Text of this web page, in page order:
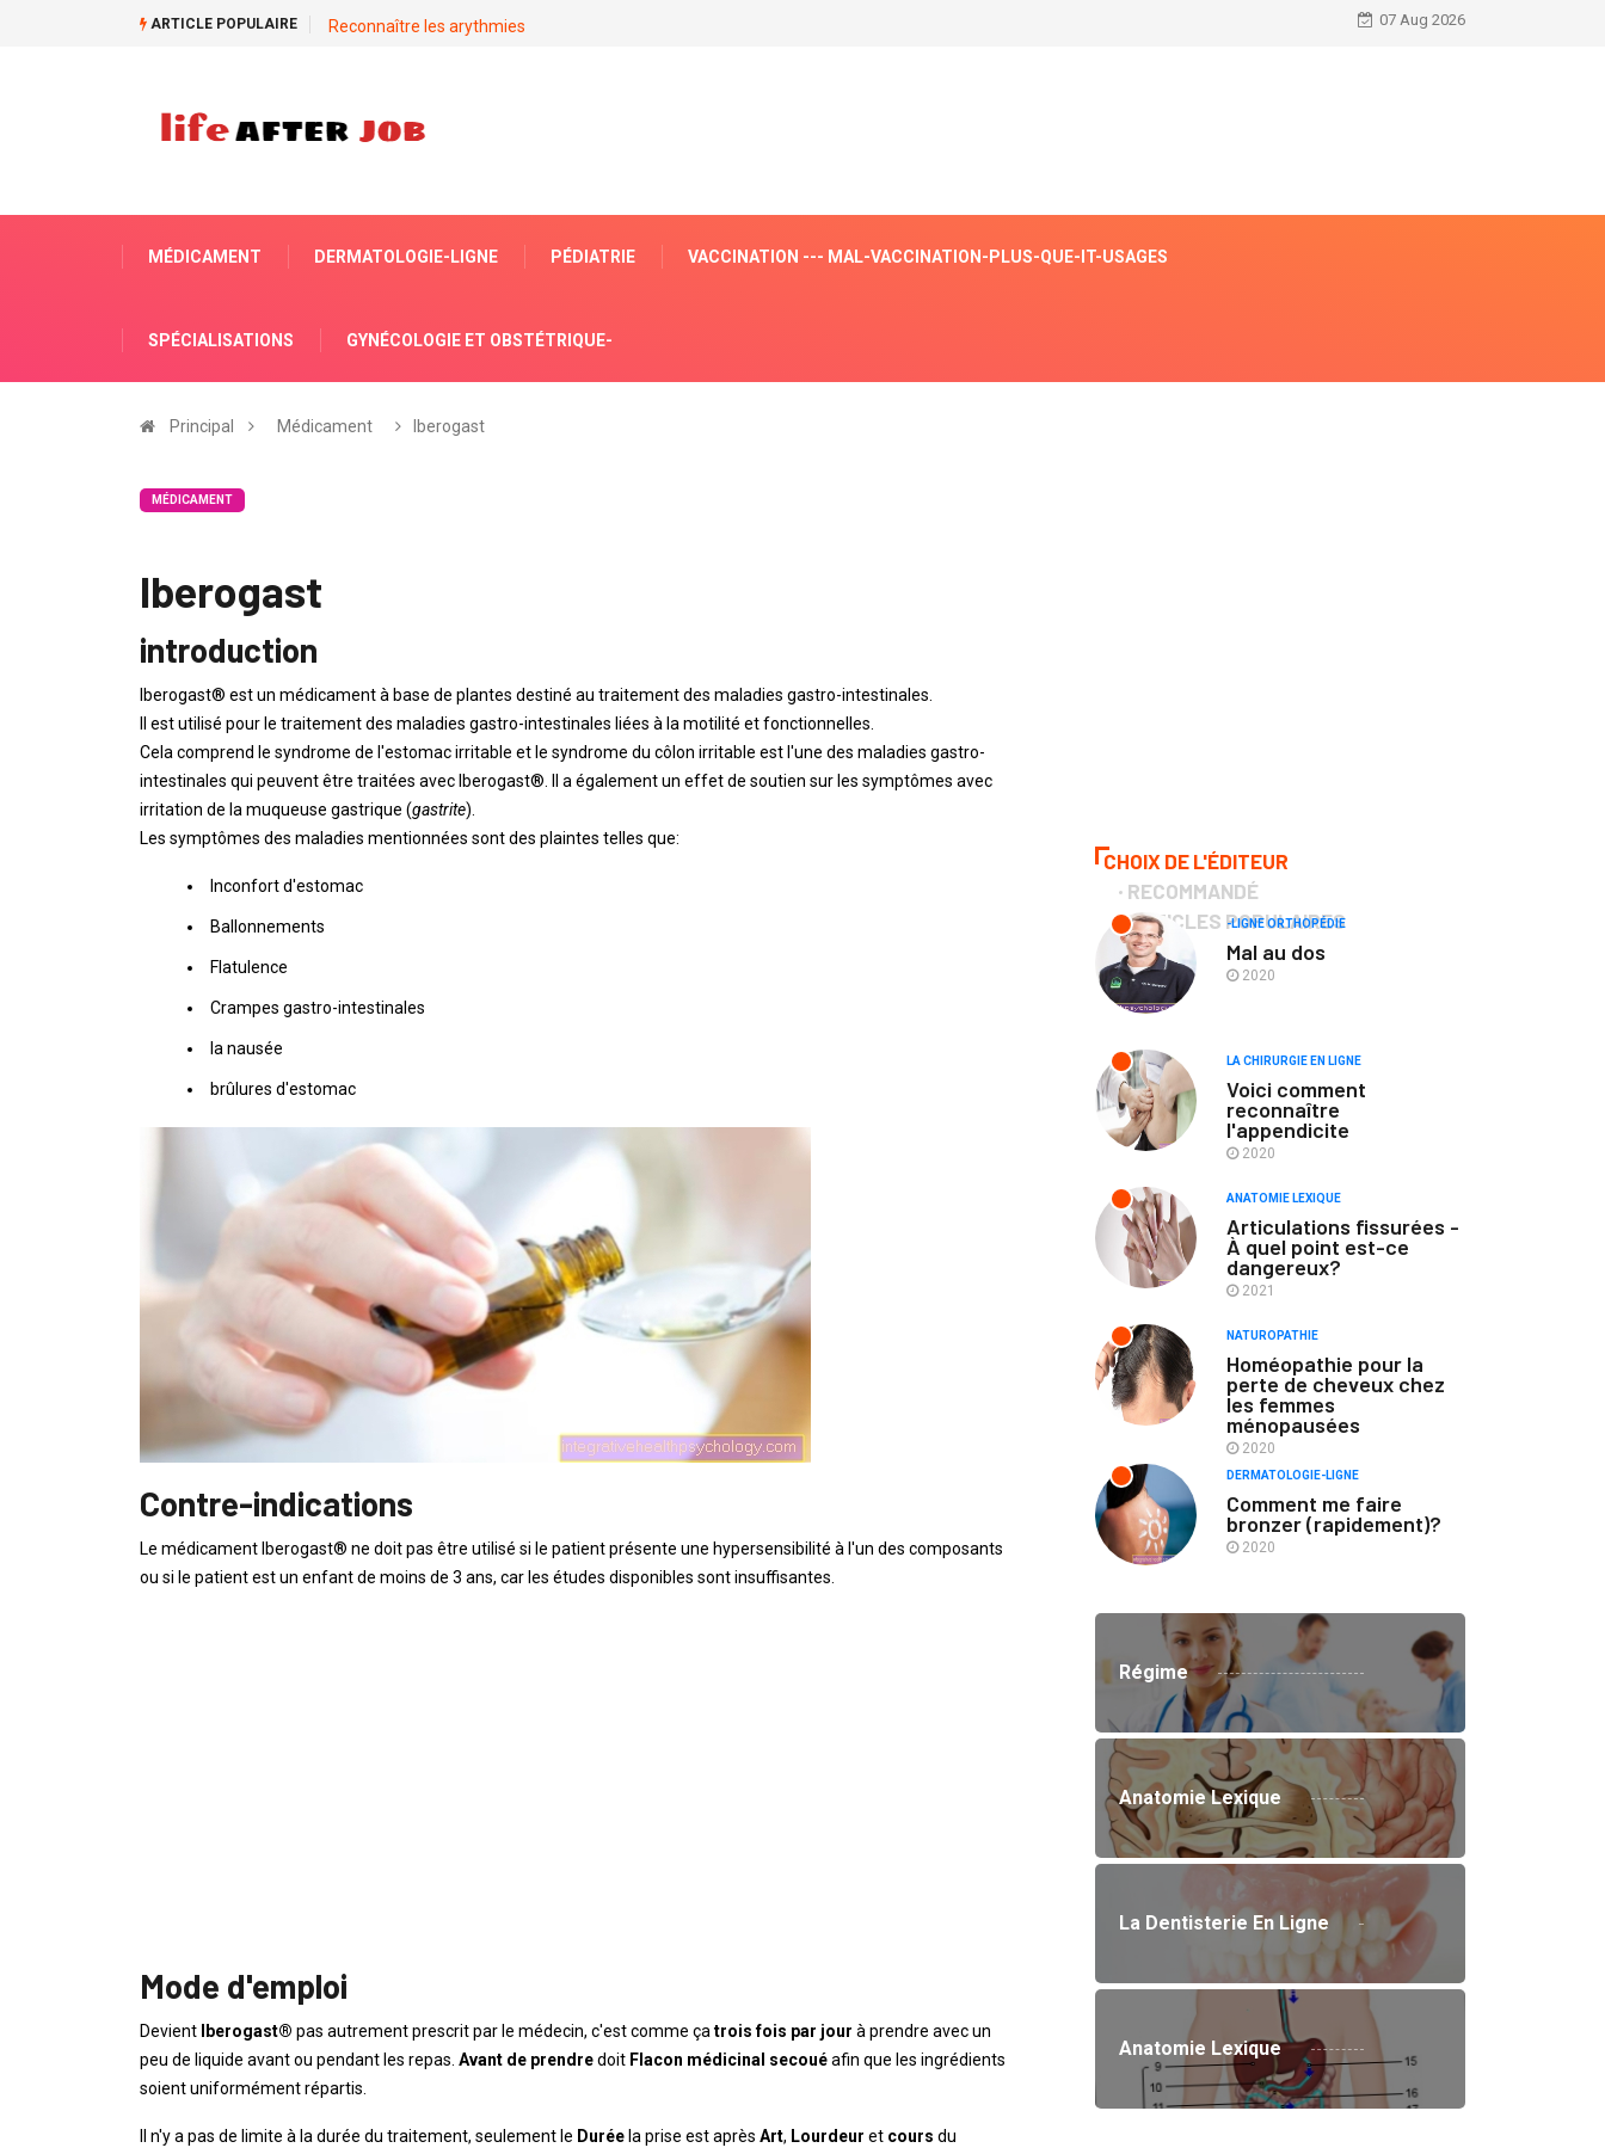
ARTICLE POPULAIRE Reconnaître les arythmies 07 Aug 2026
MÉDICAMENT DERMATOLOGIE-LIGNE PÉDIATRIE VACCINATION --- MAL-VACCINATION-PLUS-QUE-IT-USAGES
SPÉCIALISATIONS GYNÉCOLOGIE ET OBSTÉTRIQUE-
Principal Médicament Iberogast
MÉDICAMENT
Iberogast
introduction
Iberogast® est un médicament à base de plantes destiné au traitement des maladies gastro-intestinales.
Il est utilisé pour le traitement des maladies gastro-intestinales liées à la motilité et fonctionnelles.
Cela comprend le syndrome de l'estomac irritable et le syndrome du côlon irritable est l'une des maladies gastro-
intestinales qui peuvent être traitées avec Iberogast®. Il a également un effet de soutien sur les symptômes avec
irritation de la muqueuse gastrique (gastrite).
Les symptômes des maladies mentionnées sont des plaintes telles que:
Inconfort d'estomac
Ballonnements
Flatulence
Crampes gastro-intestinales
la nausée
brûlures d'estomac
Contre-indications
Le médicament Iberogast® ne doit pas être utilisé si le patient présente une hypersensibilité à l'un des composants
ou si le patient est un enfant de moins de 3 ans, car les études disponibles sont insuffisantes.
Mode d'emploi
Devient Iberogast® pas autrement prescrit par le médecin, c'est comme ça trois fois par jour à prendre avec un
peu de liquide avant ou pendant les repas. Avant de prendredoit Flacon médicinal secouéafin que les ingrédients
soient uniformément répartis.
Il n'y a pas de limite à la durée du traitement, seulement le Durée la prise est après Art, Lourdeur et cours du
CHOIX DE L'ÉDITEUR
RECOMMANDÉ
ARTICLES POPULAIRES
-LIGNE ORTHOPÉDIE
Mal au dos
2020
LA CHIRURGIE EN LIGNE
Voici comment
reconnaître
l'appendicite
2020
ANATOMIE LEXIQUE
Articulations fissurées -
À quel point est-ce
dangereux?
2021
NATUROPATHIE
Homéopathie pour la
perte de cheveux chez
les femmes
ménopausées
2020
DERMATOLOGIE-LIGNE
Comment me faire
bronzer (rapidement)?
2020
Régime
Anatomie Lexique
La Dentisterie En Ligne
Anatomie Lexique